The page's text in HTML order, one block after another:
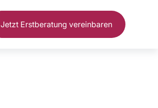
Jetzt Erstberatung vereinbaren